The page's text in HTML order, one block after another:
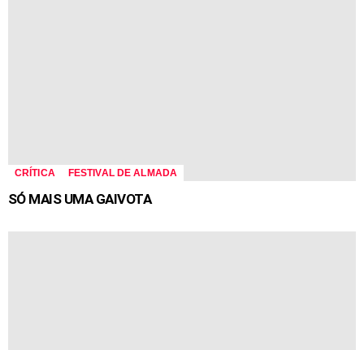
CRÍTICA FESTIVAL DE ALMADA
SÓ MAIS UMA GAIVOTA